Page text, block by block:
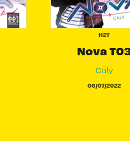
H2T
Nova
Caly
06/07/2022